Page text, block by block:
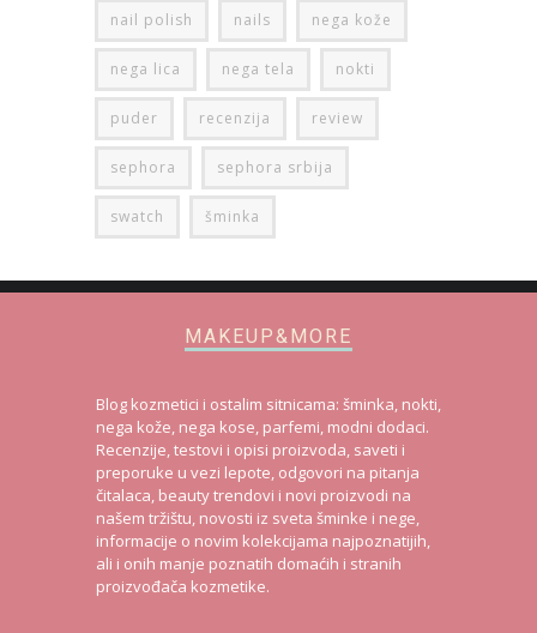
nail polish nails nega kože
nega lica nega tela nokti
puder recenzija review
sephora sephora srbija
swatch šminka
MAKEUP&MORE
Blog kozmetici i ostalim sitnicama: šminka, nokti,
nega kože, nega kose, parfemi, modni dodaci.
Recenzije, testovi i opisi proizvoda, saveti i
preporuke u vezi lepote, odgovori na pitanja
čitalaca, beauty trendovi i novi proizvodi na
našem tržištu, novosti iz sveta šminke i nege,
informacije o novim kolekcijama najpoznatijih,
ali i onih manje poznatih domaćih i stranih
proizvođača kozmetike.